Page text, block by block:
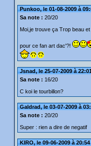
Punkoo, le 01-08-2009 à
Sa note : 20/20
Moi,je trouve ça Trop beau
pour ce fan art dac'?!
Jsnad, le 25-07-2009 à
Sa note : 16/20
C koi le tourbillon?
Galdrad, le 03-07-2009 à
Sa note : 20/20
Super : rien a dire de negatif
KIRO, le 09-06-2009 à 20:54